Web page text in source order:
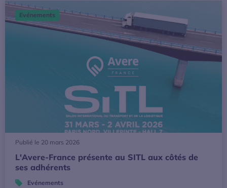
L'Avere-France présente au SITL aux côtés de ses
Evénements
Publié le 20 mars 2026
L'Avere-France présente au SITL aux côtés de
ses adhérents
Evénements